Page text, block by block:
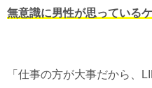
無意識に男性が思っている
「仕事の方が大事だから、